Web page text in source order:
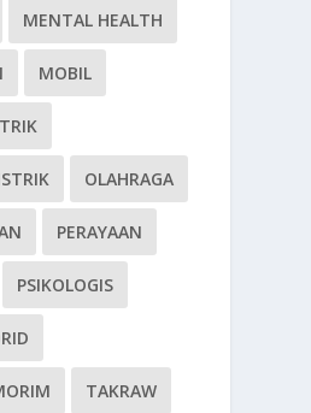
MENTAL HEALTH
MOBIL
OLAHRAGA
PERAYAAN
PSIKOLOGIS
TAKRAW